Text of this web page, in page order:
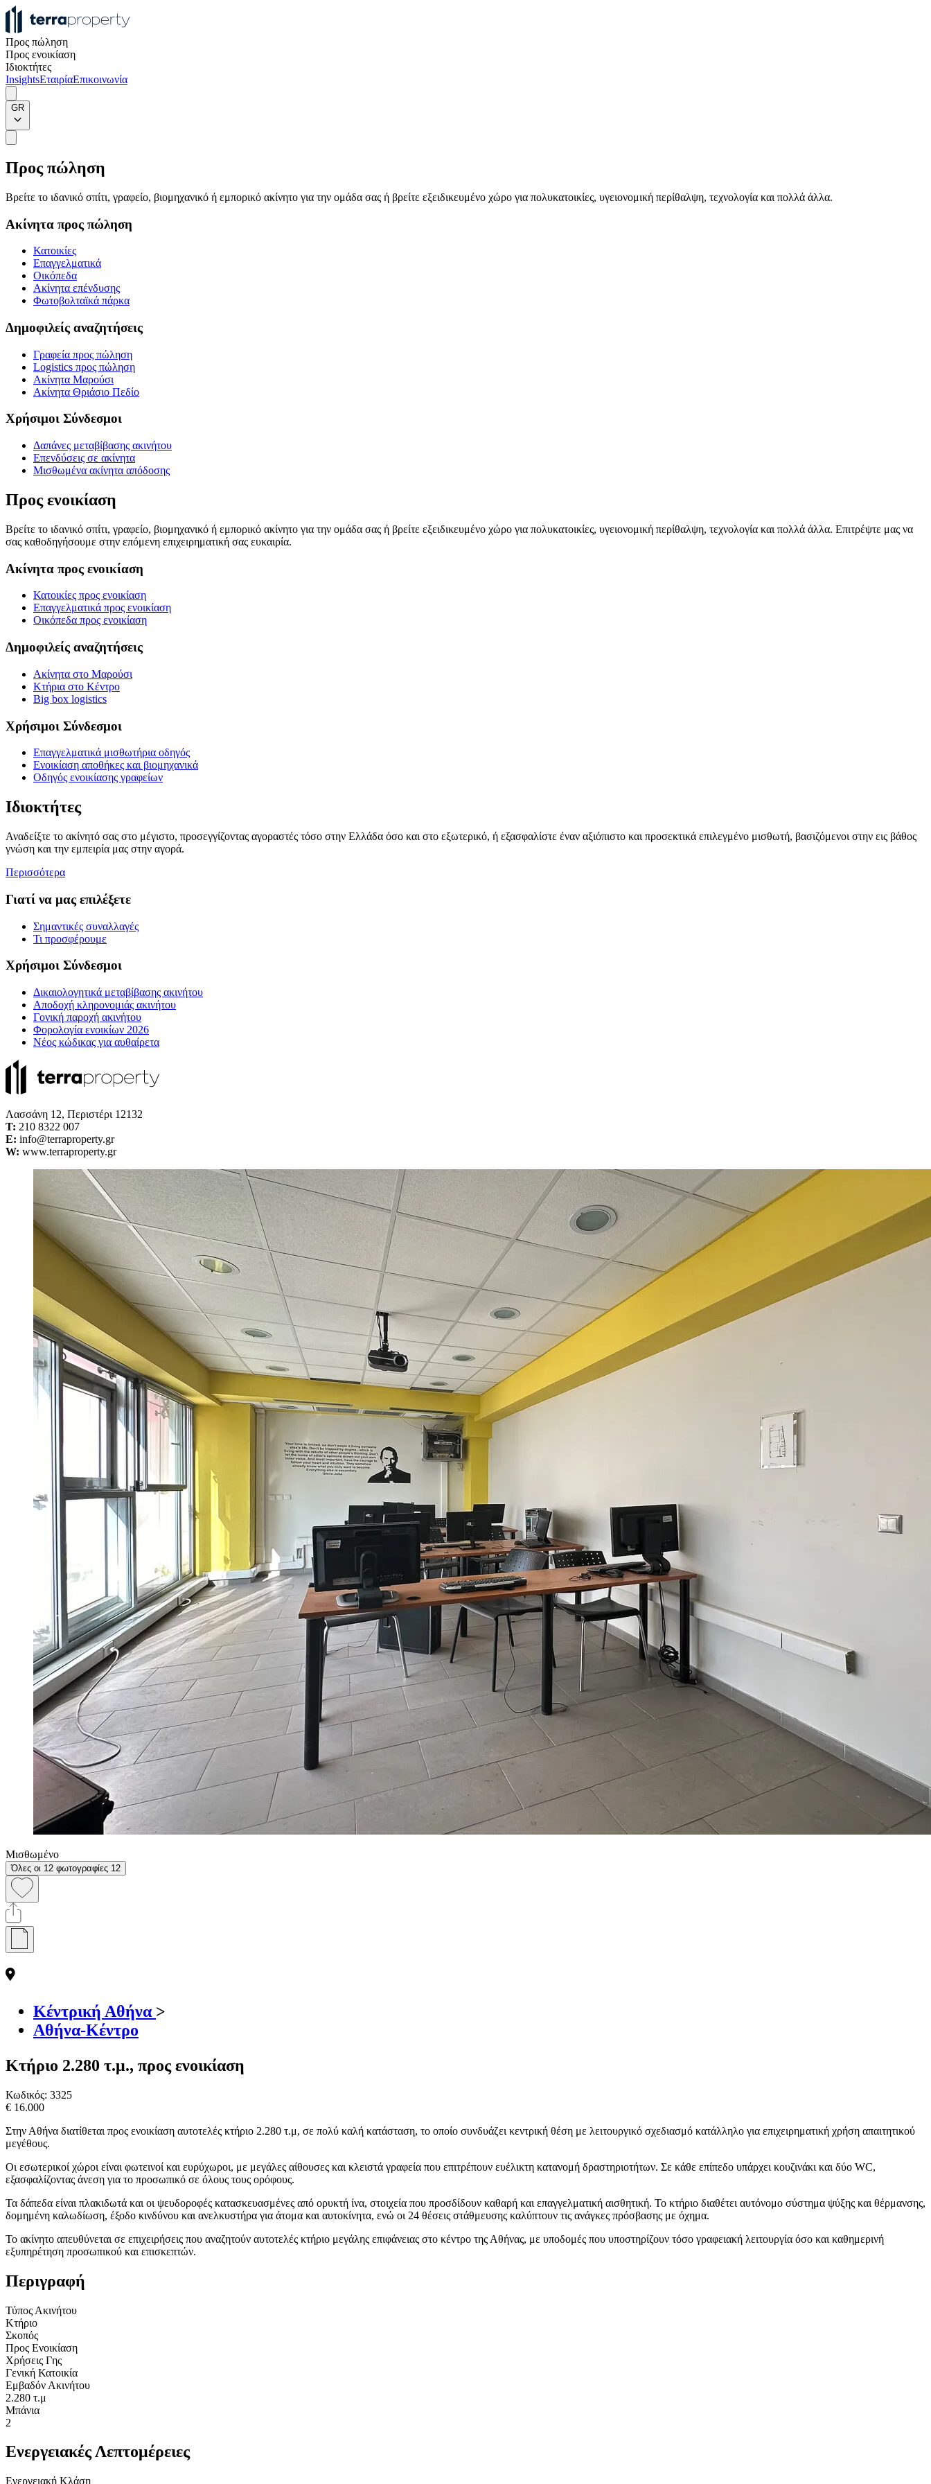
Προς πώληση
Προς ενοικίαση
Ιδιοκτήτες
InsightsΕταιρίαΕπικοινωνία
GR
Προς πώληση
Βρείτε το ιδανικό σπίτι, γραφείο, βιομηχανικό ή εμπορικό ακίνητο για την ομάδα σας ή βρείτε εξειδικευμένο χώρο για πολυκατοικίες, υγειονομική περίθαλψη, τεχνολογία και πολλά άλλα.
Ακίνητα προς πώληση
Κατοικίες
Επαγγελματικά
Οικόπεδα
Ακίνητα επένδυσης
Φωτοβολταϊκά πάρκα
Δημοφιλείς αναζητήσεις
Γραφεία προς πώληση
Logistics προς πώληση
Ακίνητα Μαρούσι
Ακίνητα Θριάσιο Πεδίο
Χρήσιμοι Σύνδεσμοι
Δαπάνες μεταβίβασης ακινήτου
Επενδύσεις σε ακίνητα
Μισθωμένα ακίνητα απόδοσης
Προς ενοικίαση
Βρείτε το ιδανικό σπίτι, γραφείο, βιομηχανικό ή εμπορικό ακίνητο για την ομάδα σας ή βρείτε εξειδικευμένο χώρο για πολυκατοικίες, υγειονομική περίθαλψη, τεχνολογία και πολλά άλλα. Επιτρέψτε μας να
σας καθοδηγήσουμε στην επόμενη επιχειρηματική σας ευκαιρία.
Ακίνητα προς ενοικίαση
Κατοικίες προς ενοικίαση
Επαγγελματικά προς ενοικίαση
Οικόπεδα προς ενοικίαση
Δημοφιλείς αναζητήσεις
Ακίνητα στο Μαρούσι
Κτήρια στο Κέντρο
Big box logistics
Χρήσιμοι Σύνδεσμοι
Επαγγελματικά μισθωτήρια οδηγός
Ενοικίαση αποθήκες και βιομηχανικά
Οδηγός ενοικίασης γραφείων
Ιδιοκτήτες
Αναδείξτε το ακίνητό σας στο μέγιστο, προσεγγίζοντας αγοραστές τόσο στην Ελλάδα όσο και στο εξωτερικό, ή εξασφαλίστε έναν αξιόπιστο και προσεκτικά επιλεγμένο μισθωτή, βασιζόμενοι στην εις βάθος
γνώση και την εμπειρία μας στην αγορά.
Περισσότερα
Γιατί να μας επιλέξετε
Σημαντικές συναλλαγές
Τι προσφέρουμε
Χρήσιμοι Σύνδεσμοι
Δικαιολογητικά μεταβίβασης ακινήτου
Αποδοχή κληρονομιάς ακινήτου
Γονική παροχή ακινήτου
Φορολογία ενοικίων 2026
Νέος κώδικας για αυθαίρετα
Λασσάνη 12, Περιστέρι 12132
Τ: 210 8322 007
E: info@terraproperty.gr
W: www.terraproperty.gr
Μισθωμένο
Όλες οι 12 φωτογραφίες 12
Κέντρική Αθήνα >
Αθήνα-Κέντρο
Κτήριο 2.280 τ.μ., προς ενοικίαση
Κωδικός: 3325
€ 16.000
Στην Αθήνα διατίθεται προς ενοικίαση αυτοτελές κτήριο 2.280 τ.μ, σε πολύ καλή κατάσταση, το οποίο συνδυάζει κεντρική θέση με λειτουργικό σχεδιασμό κατάλληλο για επιχειρηματική χρήση απαιτητικού
μεγέθους.
Οι εσωτερικοί χώροι είναι φωτεινοί και ευρύχωροι, με μεγάλες αίθουσες και κλειστά γραφεία που επιτρέπουν ευέλικτη κατανομή δραστηριοτήτων. Σε κάθε επίπεδο υπάρχει κουζινάκι και δύο WC,
εξασφαλίζοντας άνεση για το προσωπικό σε όλους τους ορόφους.
Τα δάπεδα είναι πλακιδωτά και οι ψευδοροφές κατασκευασμένες από ορυκτή ίνα, στοιχεία που προσδίδουν καθαρή και επαγγελματική αισθητική. Το κτήριο διαθέτει αυτόνομο σύστημα ψύξης και θέρμανσης,
δομημένη καλωδίωση, έξοδο κινδύνου και ανελκυστήρα για άτομα και αυτοκίνητα, ενώ οι 24 θέσεις στάθμευσης καλύπτουν τις ανάγκες πρόσβασης με όχημα.
Το ακίνητο απευθύνεται σε επιχειρήσεις που αναζητούν αυτοτελές κτήριο μεγάλης επιφάνειας στο κέντρο της Αθήνας, με υποδομές που υποστηρίζουν τόσο γραφειακή λειτουργία όσο και καθημερινή
εξυπηρέτηση προσωπικού και επισκεπτών.
Περιγραφή
Τύπος Ακινήτου
Κτήριο
Σκοπός
Προς Ενοικίαση
Χρήσεις Γης
Γενική Κατοικία
Εμβαδόν Ακινήτου
2.280 τ.μ
Μπάνια
2
Ενεργειακές Λεπτομέρειες
Ενεργειακή Κλάση